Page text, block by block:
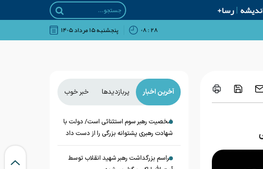
رسا+
۲۸ : ۰۸ پنجشنبه ۱۵ مرداد ۱۴۰۵
آخرین اخبار پربازدیدها خبر خوب
شخصیت رهبر سوم استثنائی است/ دولت با
شهادت رهبری پشتوانه بزرگی را از دست داد
مراسم بزرگداشت رهبر شهید انقلاب توسط